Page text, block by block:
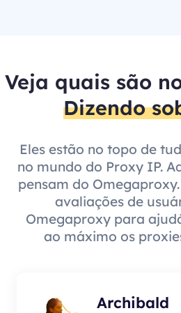
Veja quais são
Dizendo
Eles estão no topo de
no mundo do Proxy IP.
pensam do
avaliações de
Omegaproxy para
ao máximo os
Archibald